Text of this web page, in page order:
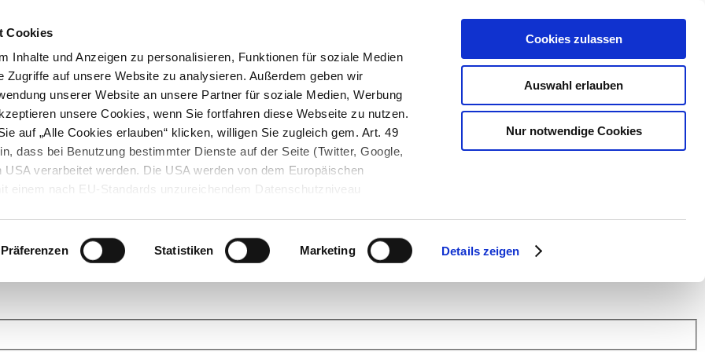
Cookies
Inhalte und Anzeigen zu personalisieren, Funktionen für soziale Medien
Zugriffe auf unsere Website zu analysieren. Außerdem geben wir
unserer Website an unsere Partner für soziale Medien, Werbung
unsere Cookies, wenn Sie fortfahren diese Webseite zu nutzen.
auf „Alle Cookies erlauben“ klicken, willigen Sie zugleich gem. Art. 49
dass bei Benutzung bestimmter Dienste auf der Seite (Twitter, Google,
verarbeitet werden. Die USA werden von dem Europäischen
einem nach EU-Standards unzureichendem Datenschutzniveau
Präferenzen Statistiken Marketing Details zeigen
Cookies zulassen
Auswahl erlauben
Nur notwendige Cookies
Stellen Sie Ihre Fragen und helfen Sie mit Ihrem Wissen anderen weiter.